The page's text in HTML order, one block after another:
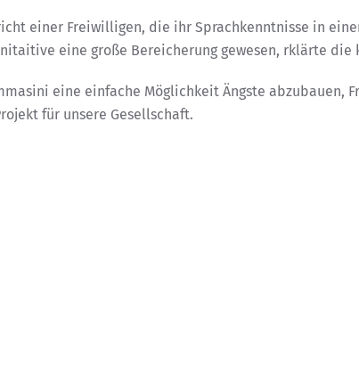
einer Freiwilligen, die ihr Sprachkenntnisse in
eine große Bereicherung gewesen, rklärte die
eine einfache Möglichkeit Ängste abzubauen,
für unsere Gesellschaft.